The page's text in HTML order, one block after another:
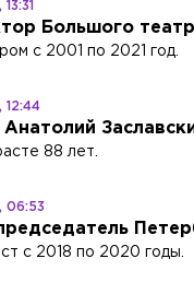
Большого
с 2001 по 2021 год.
12:44
88 лет.
06:53
с 2018 по 2020 годы.